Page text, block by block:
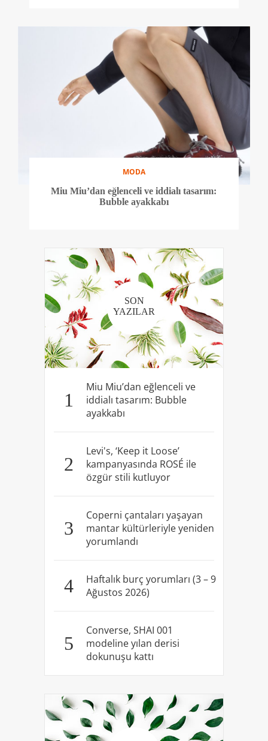
MODA
Miu Miu’dan eğlenceli ve iddialı tasarım:
Bubble ayakkabı
SON
YAZILAR
1
Miu Miu’dan eğlenceli ve
iddialı tasarım: Bubble
ayakkabı
2
Levi's, ‘Keep it Loose’
kampanyasında ROSÉ ile
özgür stili kutluyor
3
Coperni çantaları yaşayan
mantar kültürleriyle yeniden
yorumlandı
4
Haftalık burç yorumları (3 – 9
Ağustos 2026)
5
Converse, SHAI 001
modeline yılan derisi
dokunuşu kattı